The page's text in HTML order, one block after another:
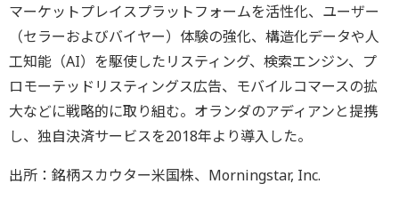
マーケットプレイスプラットフォームを活性化、ユーザー
（セラーおよびバイヤー）体験の強化、構造化データや人
工知能（AI）を駆使したリスティング、検索エンジン、プ
ロモーテッドリスティングス広告、モバイルコマースの拡
大などに戦略的に取り組む。オランダのアディアンと提携
し、独自決済サービスを2018年より導入した。
出所：銘柄スカウター米国株、Morningstar, Inc.